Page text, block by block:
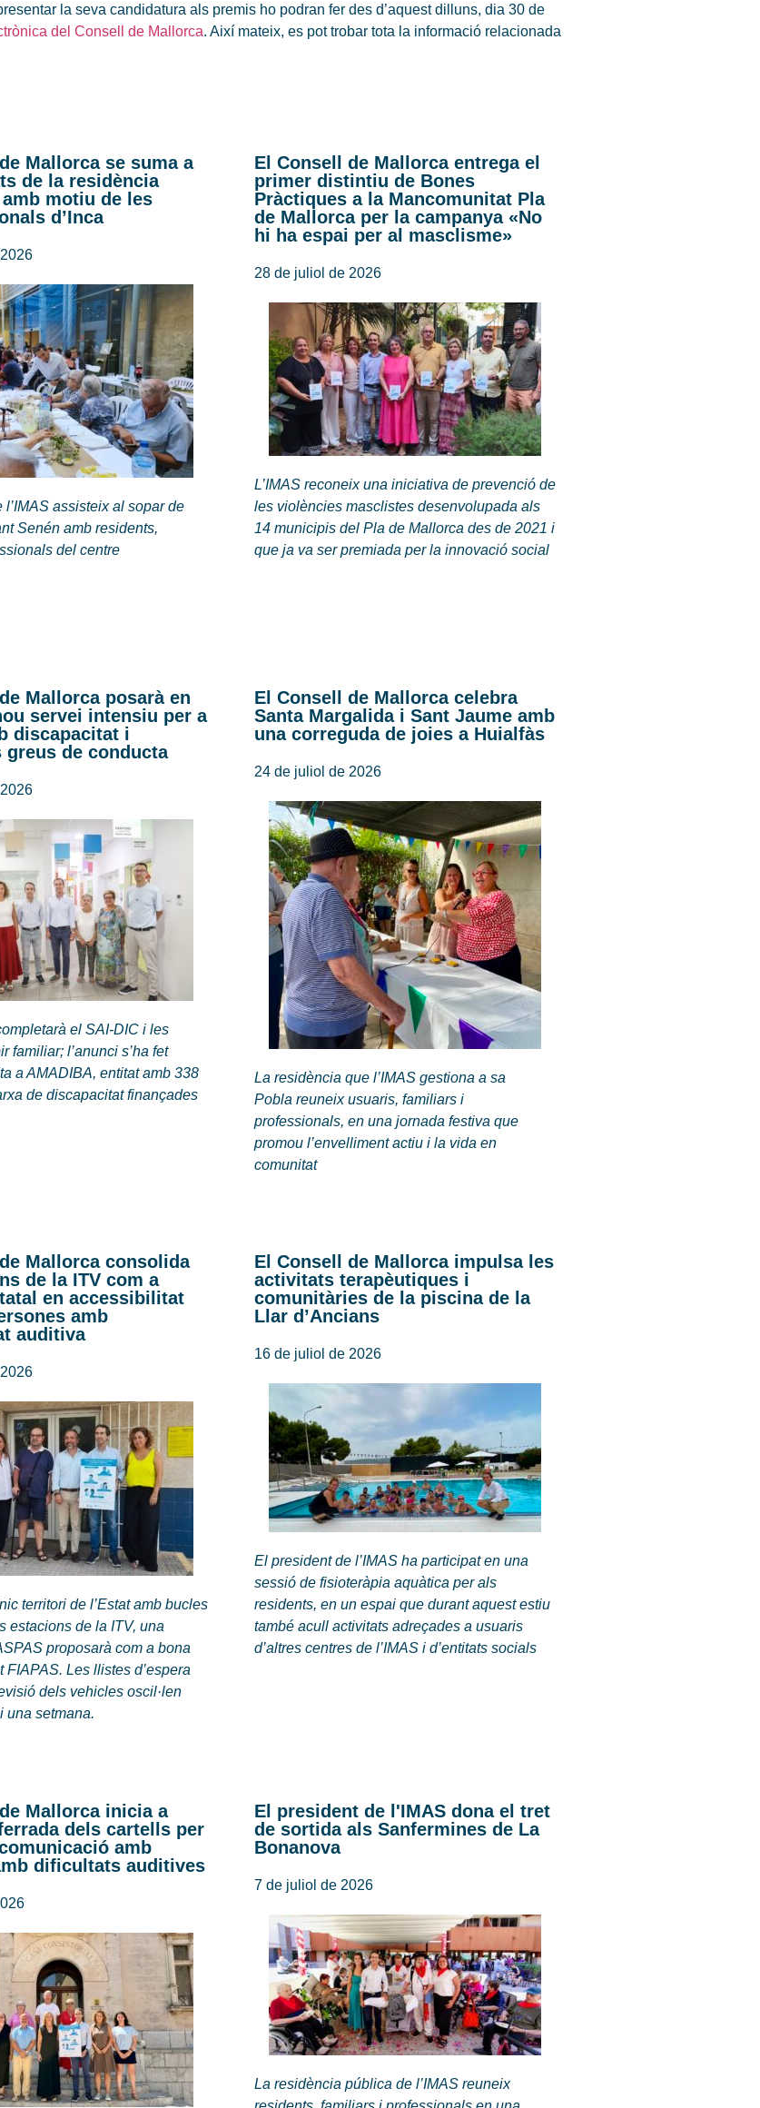
la seva candidatura als premis ho podran fer des d’aquest dilluns, dia 30 de
del Consell de Mallorca. Així mateix, es pot trobar tota la informació relacionada
Mallorca se suma a
de la residència
motiu de les
d’Inca
l’IMAS assisteix al sopar de
Senén amb residents,
del centre
El Consell de Mallorca entrega el
primer distintiu de Bones
Pràctiques a la Mancomunitat Pla
de Mallorca per la campanya «No
hi ha espai per al masclisme»
28 de juliol de 2026
L’IMAS reconeix una iniciativa de prevenció de
les violències masclistes desenvolupada als
14 municipis del Pla de Mallorca des de 2021 i
que ja va ser premiada per la innovació social
Mallorca posarà en
servei intensiu per a
discapacitat i
greus de conducta
el SAI-DIC i les
familiar; l’anunci s’ha fet
a AMADIBA, entitat amb 338
de discapacitat finançades
El Consell de Mallorca celebra
Santa Margalida i Sant Jaume amb
una correguda de joies a Huialfàs
24 de juliol de 2026
La residència que l’IMAS gestiona a sa
Pobla reuneix usuaris, familiars i
professionals, en una jornada festiva que
promou l’envelliment actiu i la vida en
comunitat
Mallorca consolida
de la ITV com a
en accessibilitat
amb
auditiva
territori de l’Estat amb bucles
estacions de la ITV, una
proposarà com a bona
FIAPAS. Les llistes d’espera
dels vehicles oscil·len
una setmana.
El Consell de Mallorca impulsa les
activitats terapèutiques i
comunitàries de la piscina de la
Llar d’Ancians
16 de juliol de 2026
El president de l’IMAS ha participat en una
sessió de fisioteràpia aquàtica per als
residents, en un espai que durant aquest estiu
també acull activitats adreçades a usuaris
d’altres centres de l’IMAS i d’entitats socials
Mallorca inicia a
dels cartells per
amb
dificultats auditives
El president de l'IMAS dona el tret
de sortida als Sanfermines de La
Bonanova
7 de juliol de 2026
La residència pública de l’IMAS reuneix